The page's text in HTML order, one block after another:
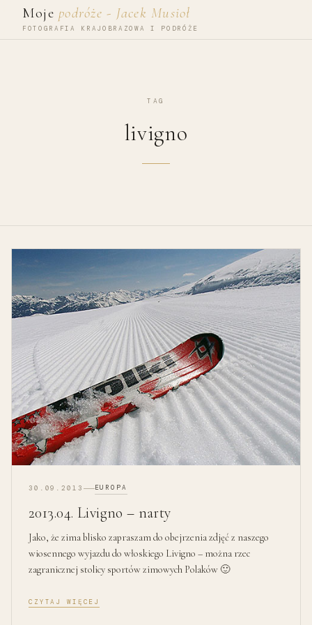
Przejdź do treści
Mojepodróże - Jacek Musioł
FOTOGRAFIA KRAJOBRAZOWA I PODRÓŻE
TAG
livigno
30.09.2013 EUROPA
2013.04. Livigno – narty
Jako, że zima blisko zapraszam do obejrzenia zdjęć z naszego
wiosennego wyjazdu do włoskiego Livigno – można rzec
zagranicznej stolicy sportów zimowych Polaków 🙂
CZYTAJ WIĘCEJ